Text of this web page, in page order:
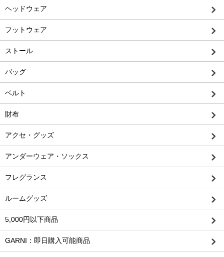
ヘッドウェア
フットウェア
ストール
バッグ
ベルト
財布
アクセ・グッズ
アンダーウェア・ソックス
フレグランス
ルームグッズ
5,000円以下商品
GARNI：即日購入可能商品